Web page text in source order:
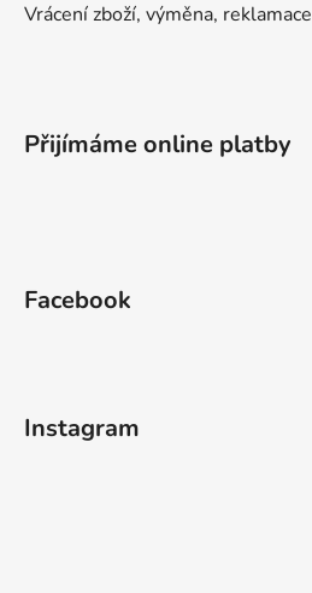
Vrácení zboží, výměna, reklamace
Přijímáme online platby
Facebook
Instagram